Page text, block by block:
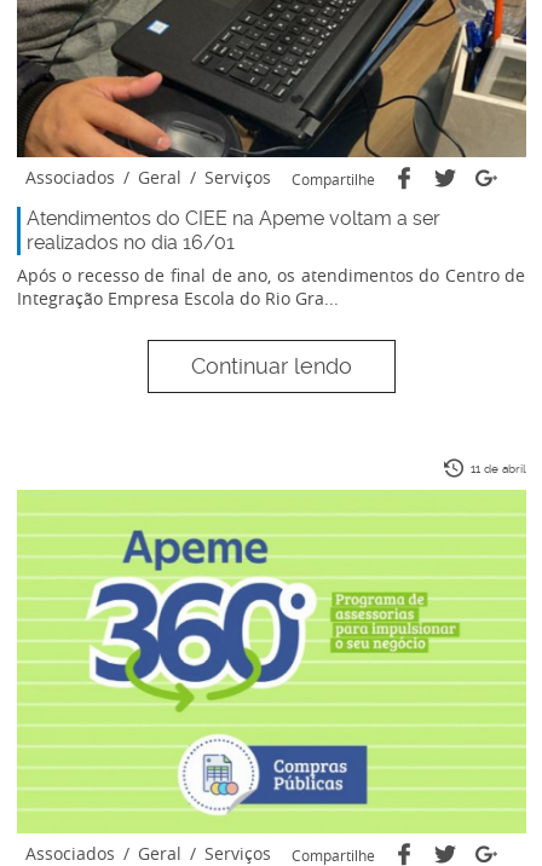
Associados / Geral / Serviços Compartilhe
Atendimentos do CIEE na Apeme voltam a ser
realizados no dia 16/01
Após o recesso de final de ano, os atendimentos do Centro de
Integração Empresa Escola do Rio Gra...
Continuar lendo
11 de abril
Associados / Geral / Serviços Compartilhe